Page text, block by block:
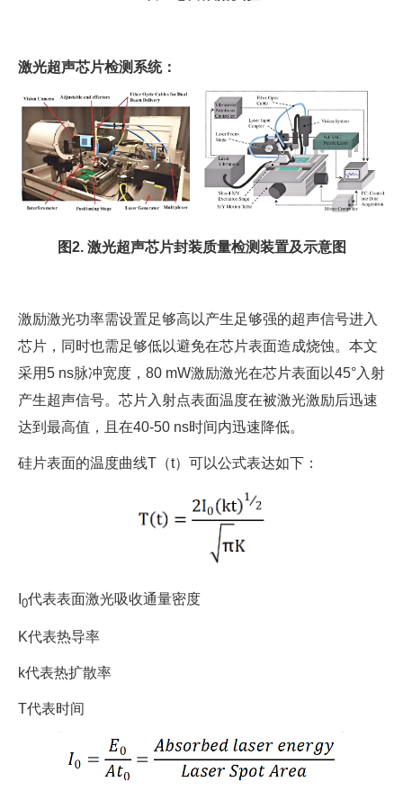
激光超声芯片检测系统：
图2. 激光超声芯片封装质量检测装置及示意图
激励激光功率需设置足够高以产生足够强的超声信号进入
芯片，同时也需足够低以避免在芯片表面造成烧蚀。本文
采用5 ns脉冲宽度，80 mW激励激光在芯片表面以45°入射
产生超声信号。芯片入射点表面温度在被激光激励后迅速
达到最高值，且在40-50 ns时间内迅速降低。
硅片表面的温度曲线T（t）可以公式表达如下：
0代表表面激光吸收通量密度
K代表热导率
k代表热扩散率
T代表时间